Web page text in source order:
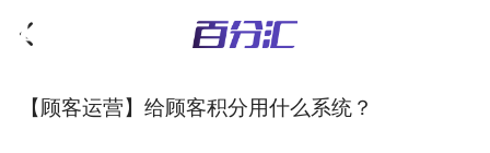
【顾客运营】给顾客积分用什么系统？